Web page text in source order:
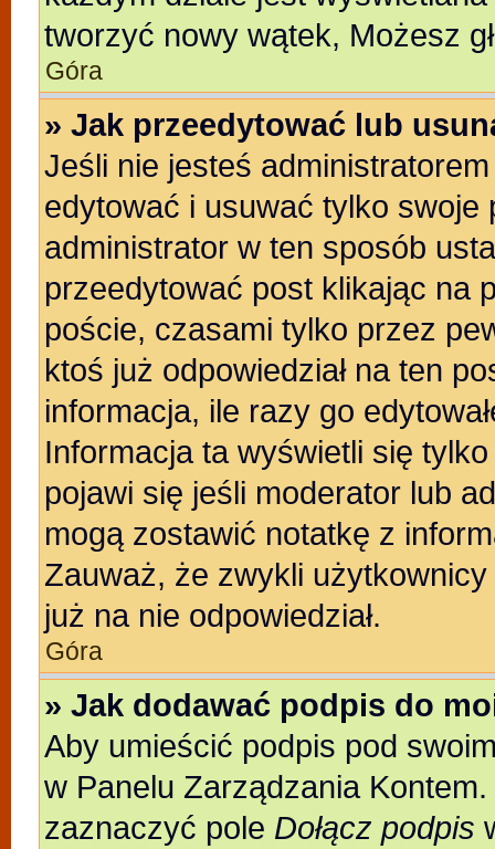
tworzyć nowy wątek, Możesz
Góra
» Jak przeedytować lub
Jeśli nie jesteś
edytować i usuwać tylko swoje
administrator w ten sposób
przeedytować post klikając na
poście, czasami tylko przez
ktoś już odpowiedział na ten
informacja, ile razy go
Informacja ta wyświetli się
pojawi się jeśli moderator lub
mogą zostawić notatkę z
Zauważ, że zwykli
już na nie odpowiedział.
Góra
» Jak dodawać podpis do
Aby umieścić podpis pod
w Panelu Zarządzania
zaznaczyć pole Dołącz podpis